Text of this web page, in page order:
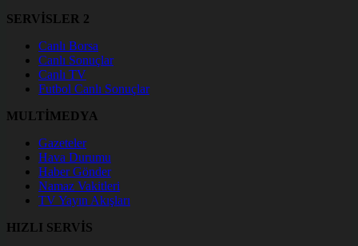
SERVİSLER 2
Canlı Borsa
Canlı Sonuçlar
Canlı TV
Futbol Canlı Sonuçlar
MULTİMEDYA
Gazeteler
Hava Durumu
Haber Gönder
Namaz Vakitleri
TV Yayın Akışları
HIZLI SERVİS